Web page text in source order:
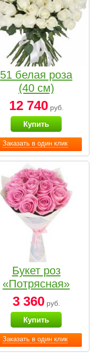
Заказать в один клик
51 белая роза
(40 см)
12 740руб.
Купить
Заказать в один клик
Букет роз
«Потрясная»
3 360руб.
Купить